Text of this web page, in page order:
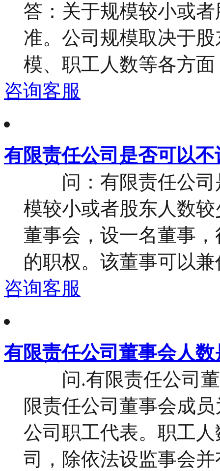
答：关于规模较小或
准。公司规模取决于
模、职工人数等各方
咨询客服
有限责任公司是否可以
问：有限责任公司
模较小或者股东人数
董事会，设一名董事
的职权。该董事可以
咨询客服
有限责任公司董事会人
问.有限责任公司董
限责任公司董事会成
公司职工代表。职工
司，除依法设监事会